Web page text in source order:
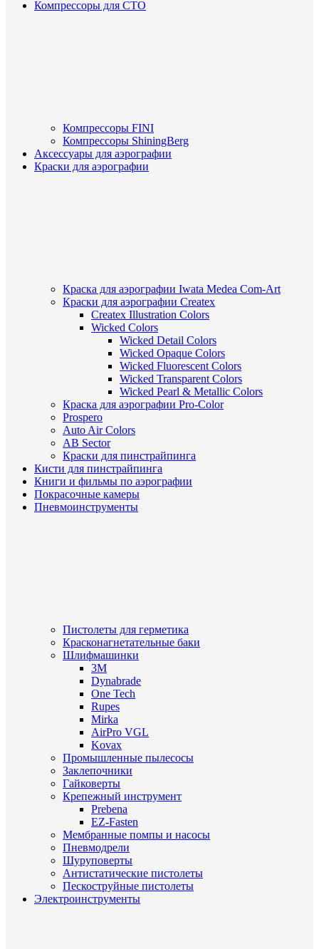
Компрессоры для СТО
Компрессоры FINI
Компрессоры ShiningBerg
Аксессуары для аэрографии
Краски для аэрографии
Краска для аэрографии Iwata Medea Com-Art
Краски для аэрографии Createx
Createx Illustration Colors
Wicked Colors
Wicked Detail Colors
Wicked Opaque Colors
Wicked Fluorescent Colors
Wicked Transparent Colors
Wicked Pearl & Metallic Colors
Краска для аэрографии Pro-Color
Prospero
Auto Air Colors
AB Sector
Краски для пинстрайпинга
Кисти для пинстрайпинга
Книги и фильмы по аэрографии
Покрасочные камеры
Пневмоинструменты
Пистолеты для герметика
Красконагнетательные баки
Шлифмашинки
3M
Dynabrade
One Tech
Rupes
Mirka
AirPro VGL
Kovax
Промышленные пылесосы
Заклепочники
Гайковерты
Крепежный инструмент
Prebena
EZ-Fasten
Мембранные помпы и насосы
Пневмодрели
Шуруповерты
Антистатические пистолеты
Пескоструйные пистолеты
Электроинструменты